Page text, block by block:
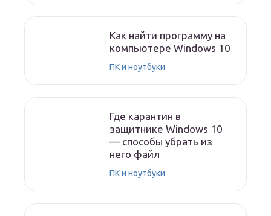
Как найти программу на
компьютере Windows 10
ПК и ноутбуки
Где карантин в
защитнике Windows 10
— способы убрать из
него файл
ПК и ноутбуки